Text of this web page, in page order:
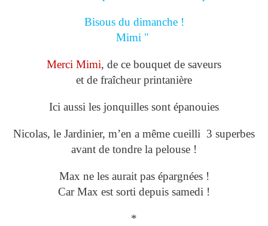
Bisous du dimanche !
Mimi "
Merci Mimi, de ce bouquet de saveurs
et de fraîcheur printanière
Ici aussi les jonquilles sont épanouies
Nicolas, le Jardinier, m’en a même cueilli 3 superbes
avant de tondre la pelouse !
Max ne les aurait pas épargnées !
Car Max est sorti depuis samedi !
*